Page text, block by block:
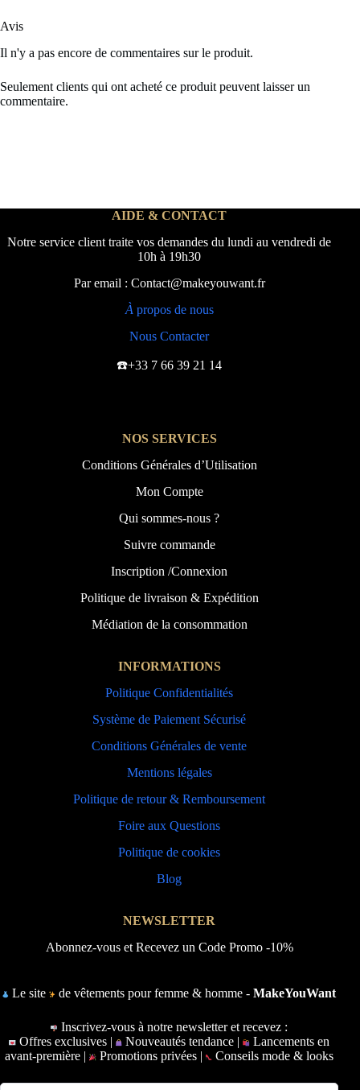
Avis
Il n'y a pas encore de commentaires sur le produit.
Seulement clients qui ont acheté ce produit peuvent laisser un
commentaire.
AIDE & CONTACT
Notre service client traite vos demandes du lundi au vendredi de
10h à 19h30
Par email : Contact@makeyouwant.fr
À propos de nous
Nous Contacter
☎️+33 7 66 39 21 14
NOS SERVICES
Conditions Générales d’Utilisation
Mon Compte
Qui sommes-nous ?
Suivre commande
Inscription /Connexion
Politique de livraison & Expédition
Médiation de la consommation
INFORMATIONS
Politique Confidentialités
Système de Paiement Sécurisé
Conditions Générales de vente
Mentions légales
Politique de retour & Remboursement
Foire aux Questions
Politique de cookies
Blog
NEWSLETTER
Abonnez-vous et Recevez un Code Promo -10%
Le site de vêtements pour femme & homme -MakeYouWant
Inscrivez-vous à notre newsletter et recevez :
Offres exclusives |
Nouveautés tendance |
Lancements en
avant-première | Promotions privées | Conseils mode & looks